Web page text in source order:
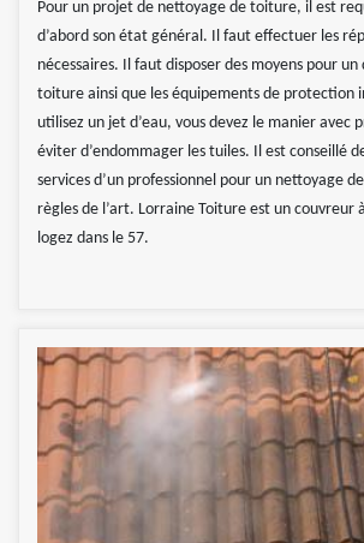
Pour un projet de nettoyage de toiture, il est
d’abord son état général. Il faut effectuer les
nécessaires. Il faut disposer des moyens pour
toiture ainsi que les équipements de protection
utilisez un jet d’eau, vous devez le manier avec
éviter d’endommager les tuiles. Il est conseillé
services d’un professionnel pour un nettoyage
règles de l’art. Lorraine Toiture est un couvreur
logez dans le 57.